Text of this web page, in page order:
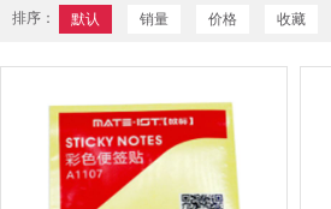
排序： 默认 销量 价格 收藏